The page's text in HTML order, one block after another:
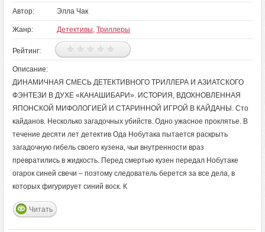
Автор: Элла Чак
Жанр: Детективы, Триллеры
Рейтинг:
Описание:
ДИНАМИЧНАЯ СМЕСЬ ДЕТЕКТИВНОГО ТРИЛЛЕРА И АЗИАТСКОГО
ФЭНТЕЗИ В ДУХЕ «КАНАШИБАРИ». ИСТОРИЯ, ВДОХНОВЛЕННАЯ
ЯПОНСКОЙ МИФОЛОГИЕЙ И СТАРИННОЙ ИГРОЙ В КАЙДАНЫ. Сто
кайданов. Несколько загадочных убийств. Одно ужасное проклятье. В
течение десяти лет детектив Ода Нобутака пытается раскрыть
загадочную гибель своего кузена, чьи внутренности враз
превратились в жидкость. Перед смертью кузен передал Нобутаке
огарок синей свечи – поэтому следователь берется за все дела, в
которых фигурирует синий воск. К
Читать